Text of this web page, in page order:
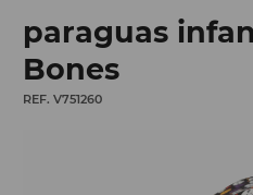
paraguas
Bones
REF. V751260